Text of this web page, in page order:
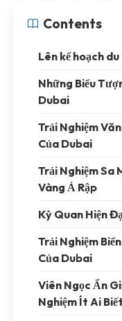
Contents
Lên kế hoạch
Những Biểu
Dubai
Trải Nghiệm
Của Dubai
Trải Nghiệm Sa
Vàng Ả Rập
Kỳ Quan Hiện
Trải Nghiệm
Của Dubai
Viên Ngọc Ẩn
Nghiệm Ít Ai